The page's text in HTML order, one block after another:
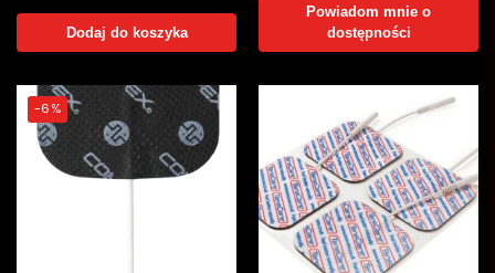
Dodaj do koszyka
Powiadom mnie o
dostępności
-6%